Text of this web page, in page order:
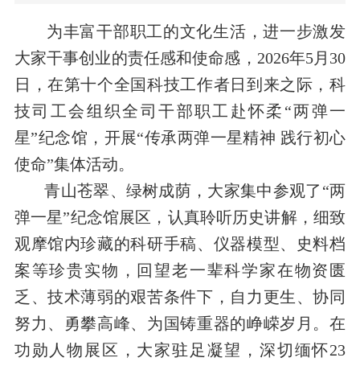
为丰富干部职工的文化生活，进一步激发
大家干事创业的责任感和使命感， 2026年5月 30
日，在第十个全国科技工作者日到来之际，科
技司工会组织全司干部职工赴怀柔 “两弹一
星”纪念馆，开展“传承两弹一星精神 践行初心
使命”集体活动。
青山苍翠、绿树成荫，大家集中参观了 “两
弹一星”纪念馆展区，认真聆听历史讲解，细致
观摩馆内珍藏的科研手稿、仪器模型、史料档
案等珍贵实物，回望老一辈科学家在物资匮
乏、技术薄弱的艰苦条件下，自力更生、协同
努力、勇攀高峰、为国铸重器的峥嵘岁月。在
功勋人物展区，大家驻足凝望，深切缅怀23